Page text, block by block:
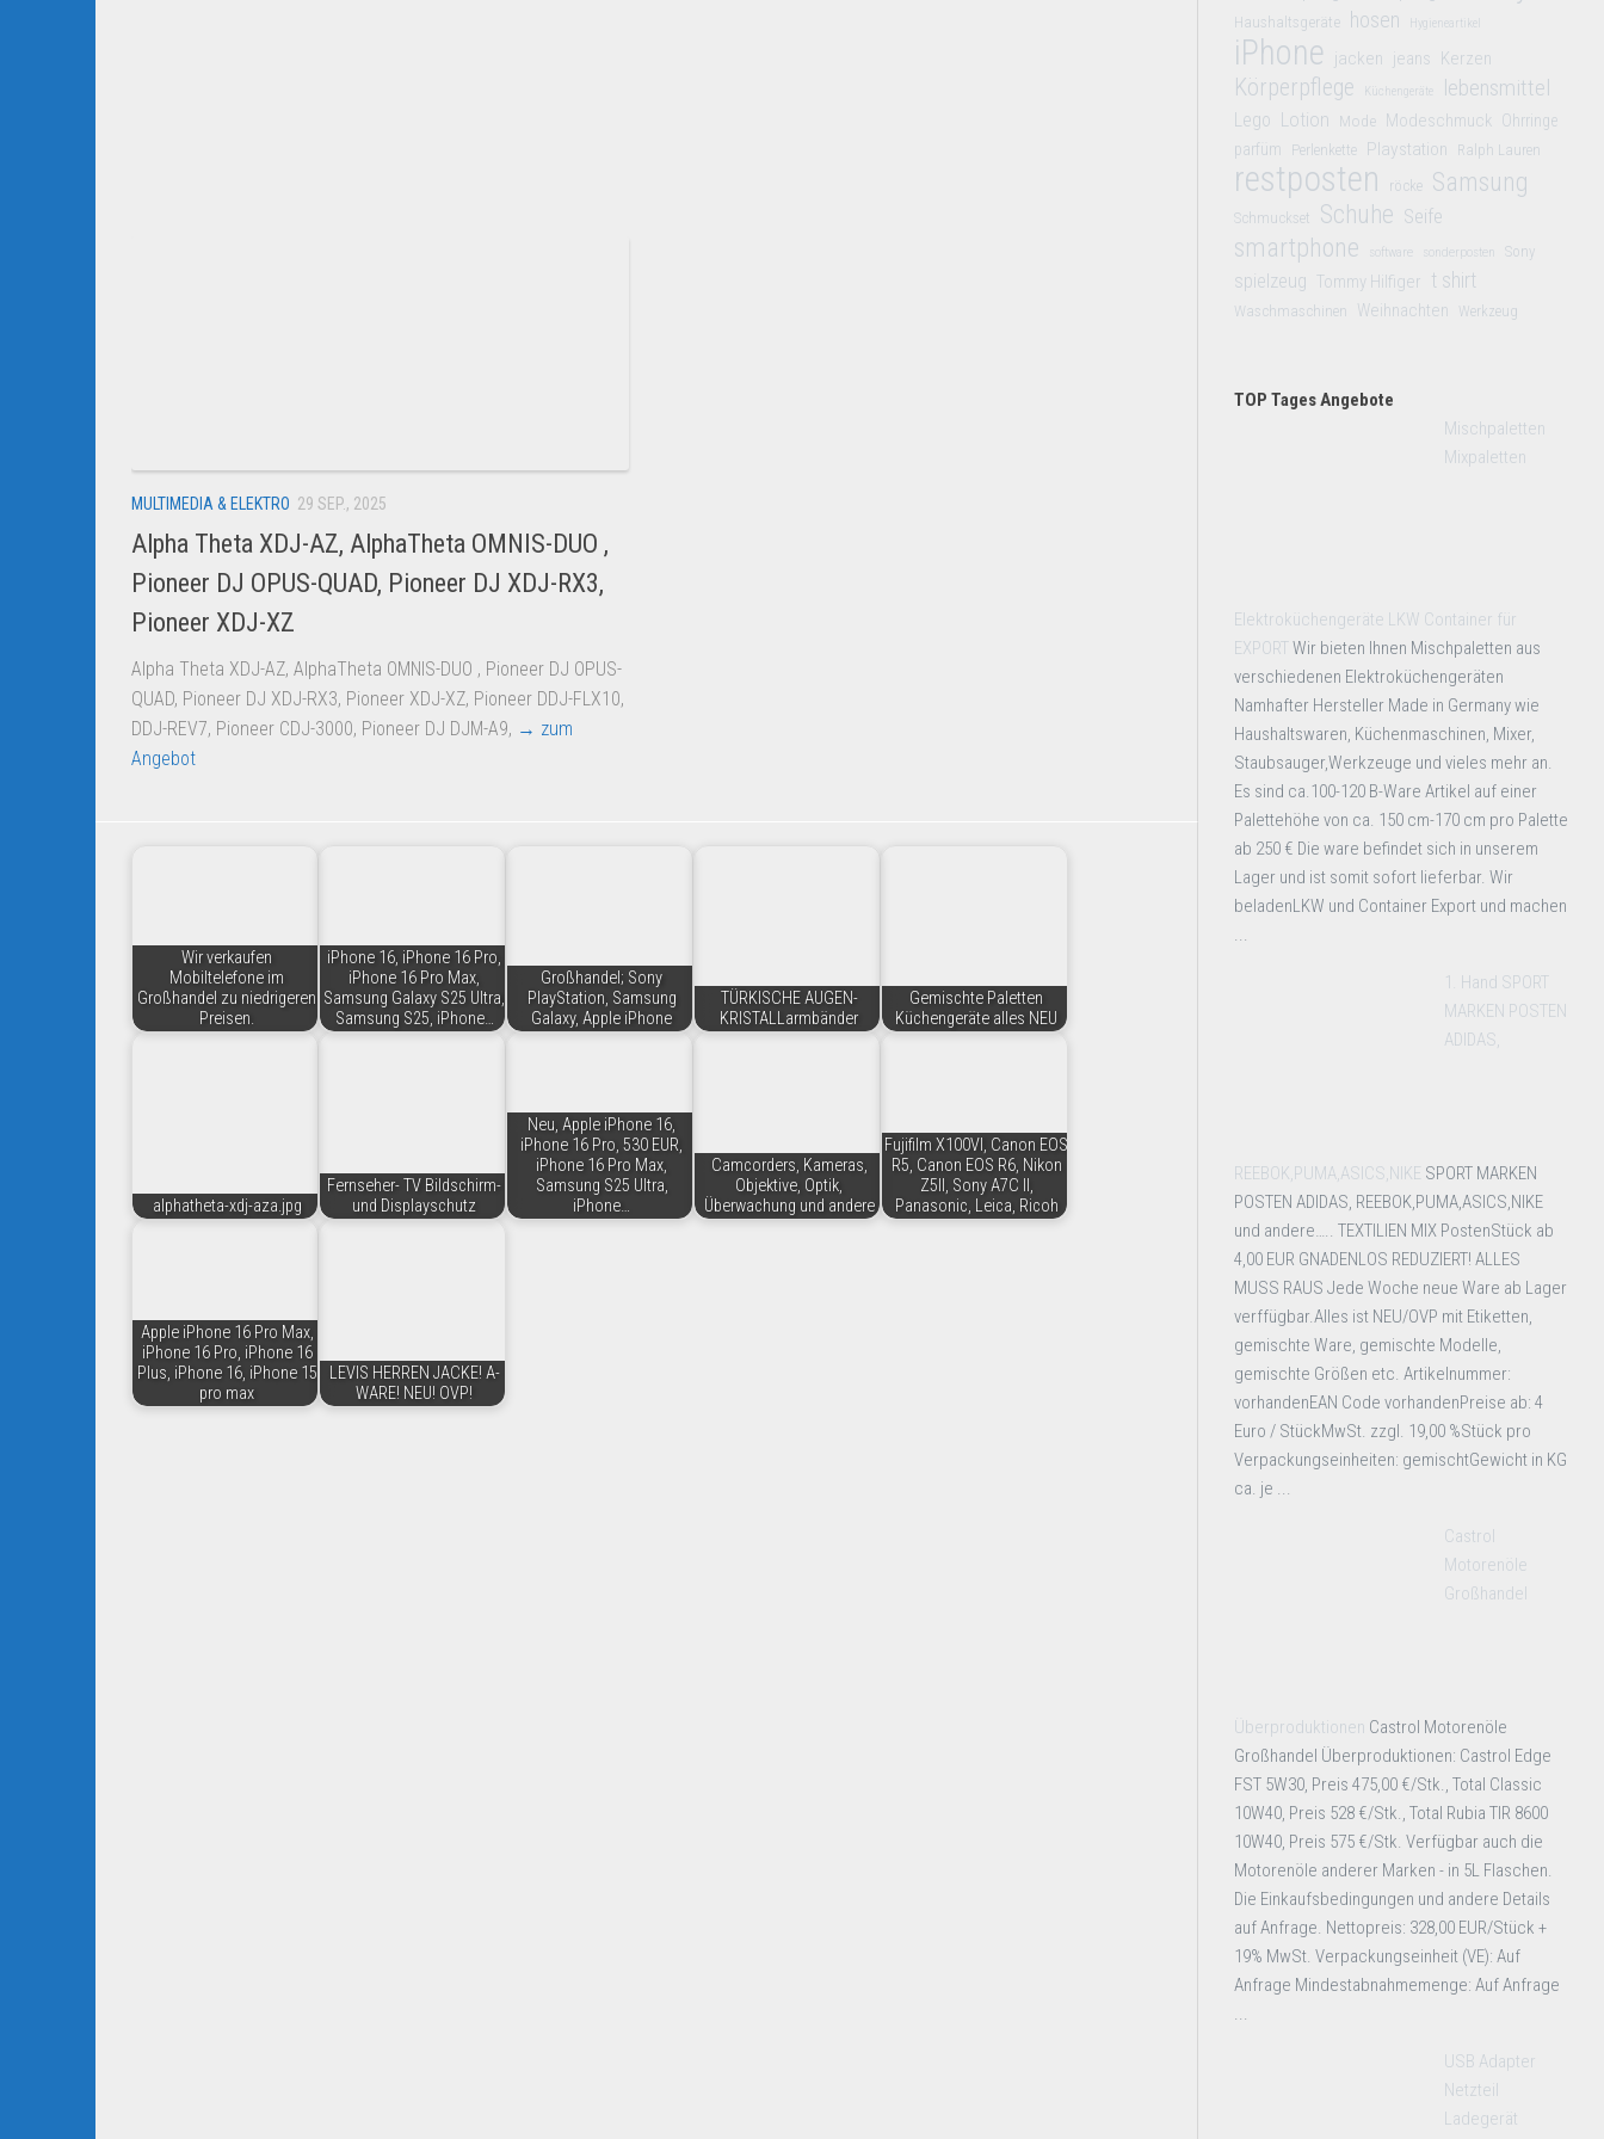
MULTIMEDIA & ELEKTRO 29 SEP., 2025
Alpha Theta XDJ-AZ, AlphaTheta OMNIS-DUO ,
Pioneer DJ OPUS-QUAD, Pioneer DJ XDJ-RX3,
Pioneer XDJ-XZ
Alpha Theta XDJ-AZ, AlphaTheta OMNIS-DUO , Pioneer DJ OPUS-
QUAD, Pioneer DJ XDJ-RX3, Pioneer XDJ-XZ, Pioneer DDJ-FLX10,
DDJ-REV7, Pioneer CDJ-3000, Pioneer DJ DJM-A9, → zum
Angebot
Wir verkaufen
Mobiltelefone im
Großhandel zu niedrigeren
Preisen.
iPhone 16, iPhone 16 Pro,
iPhone 16 Pro Max,
Samsung Galaxy S25 Ultra,
Samsung S25, iPhone…
Großhandel; Sony
PlayStation, Samsung
Galaxy, Apple iPhone
TÜRKISCHE AUGEN-
KRISTALLarmbänder
Gemischte Paletten
Küchengeräte alles NEU
alphatheta-xdj-aza.jpg
Fernseher- TV Bildschirm-
und Displayschutz
Neu, Apple iPhone 16,
iPhone 16 Pro, 530 EUR,
iPhone 16 Pro Max,
Samsung S25 Ultra,
iPhone…
Camcorders, Kameras,
Objektive, Optik,
Überwachung und andere
Fujifilm X100VI, Canon EOS
R5, Canon EOS R6, Nikon
Z5II, Sony A7C II,
Panasonic, Leica, Ricoh
Apple iPhone 16 Pro Max,
iPhone 16 Pro, iPhone 16
Plus, iPhone 16, iPhone 15
pro max
LEVIS HERREN JACKE! A-
WARE! NEU! OVP!
Haushaltsgeräte hosen Hygieneartikel
iPhone jacken jeans Kerzen
Körperpflege Küchengeräte lebensmittel
Lego Lotion Mode Modeschmuck Ohrringe
parfüm
Perlenkette Playstation Ralph Lauren
restposten röcke Samsung
Schmuckset Schuhe Seife
smartphone software sonderposten Sony
spielzeug Tommy Hilfiger t shirt
Waschmaschinen Weihnachten Werkzeug
TOP Tages Angebote
Mischpaletten
Mixpaletten
Elektroküchengeräte LKW Container für
EXPORTWir bieten Ihnen Mischpaletten aus
verschiedenen Elektroküchengeräten
Namhafter Hersteller Made in Germany wie
Haushaltswaren, Küchenmaschinen, Mixer,
Staubsauger,Werkzeuge und vieles mehr an.
Es sind ca.100-120 B-Ware Artikel auf einer
Palettehöhe von ca. 150 cm-170 cm pro Palette
ab 250 € Die ware befindet sich in unserem
Lager und ist somit sofort lieferbar. Wir
beladenLKW und Container Export und machen
...
1. Hand SPORT
MARKEN POSTEN
ADIDAS,
REEBOK,PUMA,ASICS,NIKE SPORT MARKEN
POSTEN ADIDAS, REEBOK,PUMA,ASICS,NIKE
und andere….. TEXTILIEN MIX PostenStück ab
4,00 EUR GNADENLOS REDUZIERT! ALLES
MUSS RAUS Jede Woche neue Ware ab Lager
verffügbar.Alles ist NEU/OVP mit Etiketten,
gemischte Ware, gemischte Modelle,
gemischte Größen etc. Artikelnummer:
vorhandenEAN Code vorhandenPreise ab: 4
Euro / StückMwSt. zzgl. 19,00 %Stück pro
Verpackungseinheiten: gemischtGewicht in KG
ca. je ...
Castrol
Motorenöle
Großhandel
Überproduktionen Castrol Motorenöle
Großhandel Überproduktionen: Castrol Edge
FST 5W30, Preis 475,00 €/Stk., Total Classic
10W40, Preis 528 €/Stk., Total Rubia TIR 8600
10W40, Preis 575 €/Stk. Verfügbar auch die
Motorenöle anderer Marken - in 5L Flaschen.
Die Einkaufsbedingungen und andere Details
auf Anfrage. Nettopreis: 328,00 EUR/Stück +
19% MwSt. Verpackungseinheit (VE): Auf
Anfrage Mindestabnahmemenge: Auf Anfrage
...
USB Adapter
Netzteil
Ladegerät